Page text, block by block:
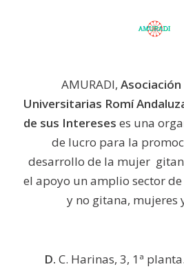
AMURADI,
Universitarias Romí
de sus Intereses es una
de lucro para la
desarrollo de la mujer
el apoyo un amplio sector
y no gitana, mujeres
D. C. Harinas, 3, 1ª